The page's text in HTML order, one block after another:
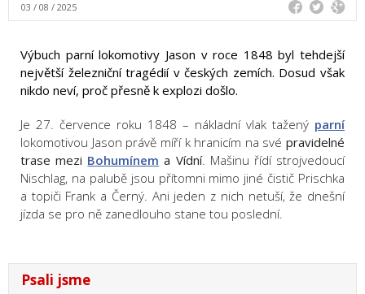
03 / 08 / 2025
Výbuch parní lokomotivy Jason v roce 1848 byl tehdejší
největší železniční tragédií v českých zemích. Dosud však
nikdo neví, proč přesně k explozi došlo.
Je 27. července roku 1848 – nákladní vlak tažený parní
lokomotivou Jason právě míří k hranicím na své pravidelné
trase mezi Bohumínem a Vídní. Mašinu řídí strojvedoucí
Nischlag, na palubě jsou přítomni mimo jiné čistič Prischka
a topiči Frank a Černý. Ani jeden z nich netuší, že dnešní
jízda se pro ně zanedlouho stane tou poslední.
Psali jsme